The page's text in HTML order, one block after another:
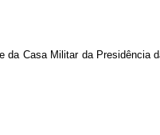
da Casa Militar da Presidência